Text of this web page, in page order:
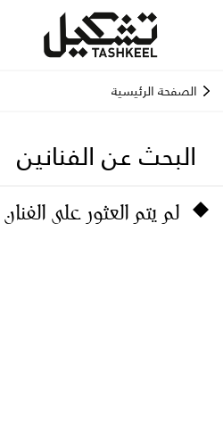
الصفحة الرئيسية
البحث عن الفنانين
لم يتم العثور على الفنان